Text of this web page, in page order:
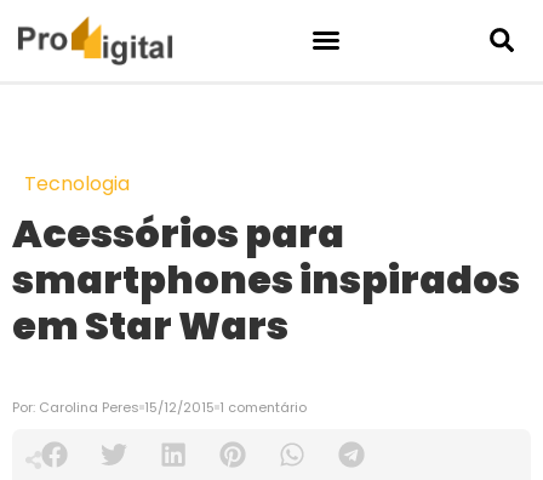
Tecnologia
Acessórios para
smartphones inspirados
em Star Wars
Por: Carolina Peres 15/12/2015 1 comentário